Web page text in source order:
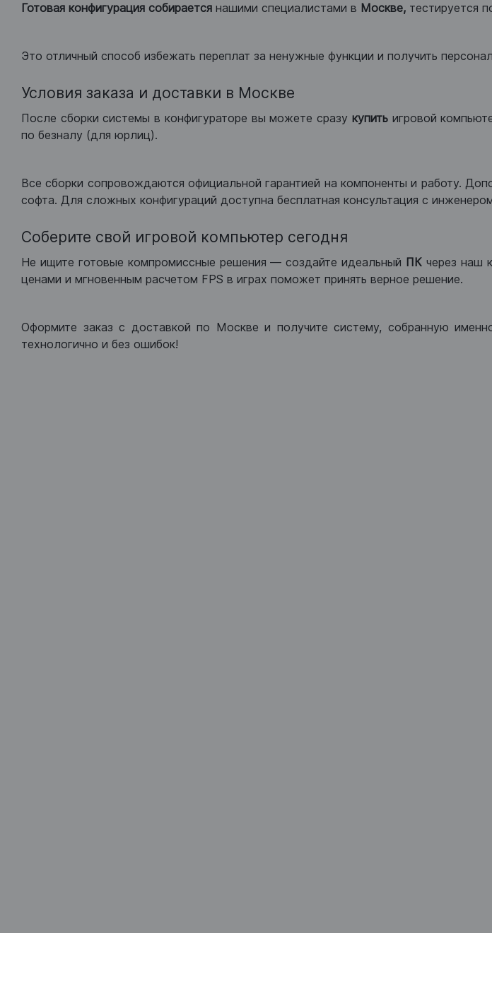
Готовая конфигурация собирается нашими специалистами в Москве, тестируется
Это отличный способ избежать переплат за ненужные функции и получить
Условия заказа и доставки в Москве
После сборки системы в конфигураторе вы можете сразу купитьигровой
по безналу (для юрлиц).
Все сборки сопровождаются официальной гарантией на компоненты и работу.
софта. Для сложных конфигураций доступна бесплатная консультация с
Соберите свой игровой компьютер сегодня
Не ищите готовые компромиссные решения — создайте идеальный ПК через наш
ценами и мгновенным расчетом FPS в играх поможет принять верное решение.
Оформите заказ с доставкой по Москве и получите систему, собранную
технологично и без ошибок!